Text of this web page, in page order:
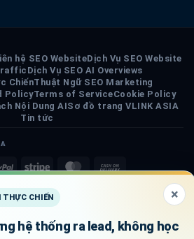
PayPal Stripe MasterCard
hệ SEO WebsiteDịch Vụ SEO Website
Dịch Vụ SEO AI Overviews
ChiếnThuật Ngữ SEO Marketing
PolicyTerms of ServiceCookie Policy
Nội Dung AISơ đồ trang VLINK ASIA
Tin tức
THỰC CHIẾN ×
hệ thống ra lead, không học